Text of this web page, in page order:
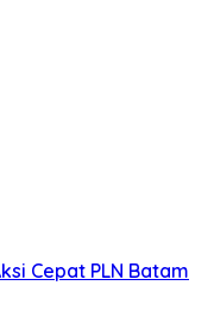
Cepat PLN Batam